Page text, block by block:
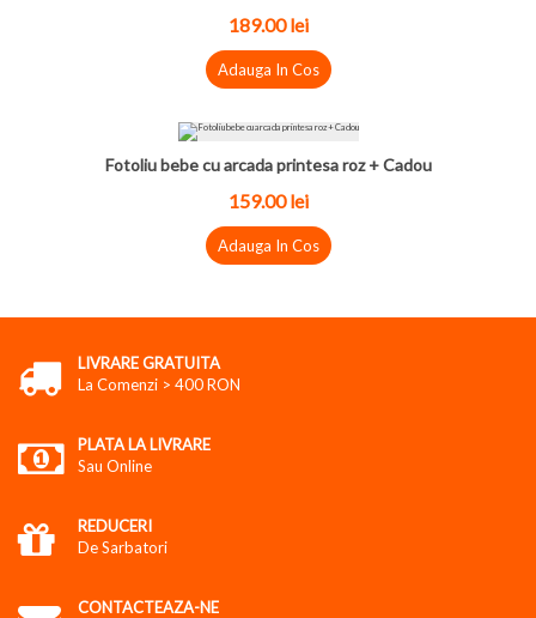
189.00lei
Adauga In Cos
Fotoliu bebe cu arcada printesa roz + Cadou
159.00lei
Adauga In Cos
LIVRARE GRATUITA
La Comenzi > 400 RON
PLATA LA LIVRARE
Sau Online
REDUCERI
De Sarbatori
CONTACTEAZA-NE